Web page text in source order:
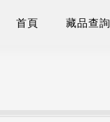
首頁 藏品查詢